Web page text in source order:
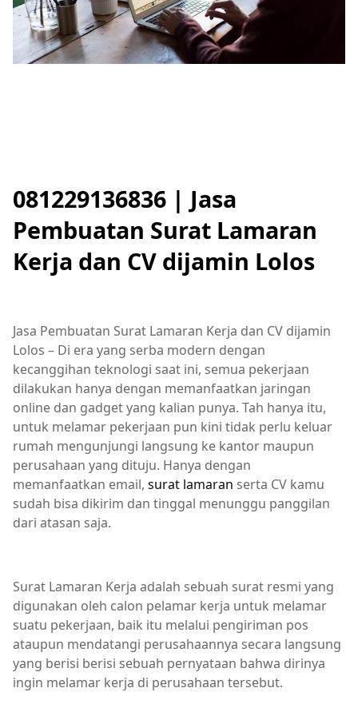
081229136836 | Jasa
Pembuatan Surat Lamaran
Kerja dan CV dijamin Lolos
Jasa Pembuatan Surat Lamaran Kerja dan CV dijamin
Lolos – Di era yang serba modern dengan
kecanggihan teknologi saat ini, semua pekerjaan
dilakukan hanya dengan memanfaatkan jaringan
online dan gadget yang kalian punya. Tah hanya itu,
untuk melamar pekerjaan pun kini tidak perlu keluar
rumah mengunjungi langsung ke kantor maupun
perusahaan yang dituju. Hanya dengan
memanfaatkan email, surat lamaran serta CV kamu
sudah bisa dikirim dan tinggal menunggu panggilan
dari atasan saja.
Surat Lamaran Kerja adalah sebuah surat resmi yang
digunakan oleh calon pelamar kerja untuk melamar
suatu pekerjaan, baik itu melalui pengiriman pos
ataupun mendatangi perusahaannya secara langsung
yang berisi berisi sebuah pernyataan bahwa dirinya
ingin melamar kerja di perusahaan tersebut.